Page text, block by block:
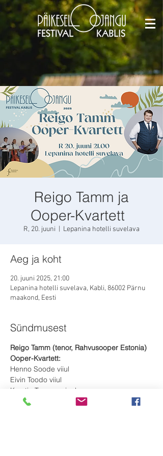
Reigo Tamm ja
Ooper-Kvartett
R, 20. juuni Lepanina hotelli suvelava
Aeg ja koht
20. juuni 2025, 21:00
Lepanina hotelli suvelava, Kabli, 86002 Pärnu
maakond, Eesti
Sündmusest
Reigo Tamm (tenor, Rahvusooper Estonia)
Ooper-Kvartett:
Henno Soode viiul
Eivin Toodo viiul
Kerstin Tomson vioola
Mati Leibak tšello